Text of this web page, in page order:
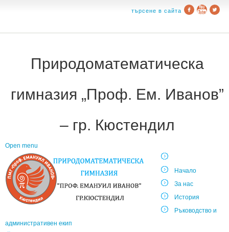
търсене в сайта
Природоматематическа
гимназия „Проф. Ем. Иванов”
– гр. Кюстендил
Open menu
Начало
За нас
История
Ръководство и
административен екип